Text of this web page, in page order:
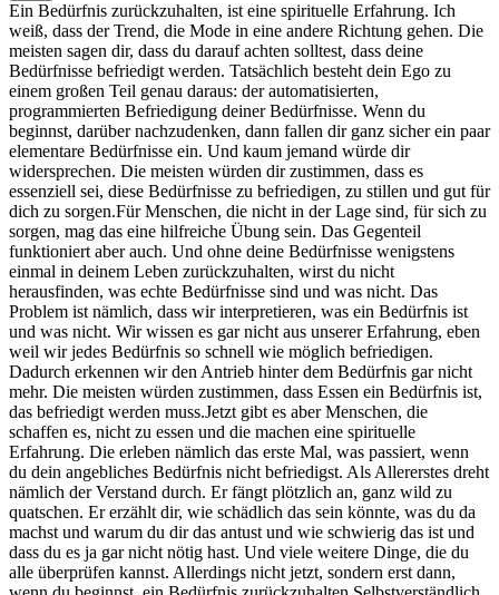
Ein Bedürfnis zurückzuhalten, ist eine spirituelle Erfahrung. Ich
weiß, dass der Trend, die Mode in eine andere Richtung gehen. Die
meisten sagen dir, dass du darauf achten solltest, dass deine
Bedürfnisse befriedigt werden. Tatsächlich besteht dein Ego zu
einem großen Teil genau daraus: der automatisierten,
programmierten Befriedigung deiner Bedürfnisse. Wenn du
beginnst, darüber nachzudenken, dann fallen dir ganz sicher ein paar
elementare Bedürfnisse ein. Und kaum jemand würde dir
widersprechen. Die meisten würden dir zustimmen, dass es
essenziell sei, diese Bedürfnisse zu befriedigen, zu stillen und gut für
dich zu sorgen.Für Menschen, die nicht in der Lage sind, für sich zu
sorgen, mag das eine hilfreiche Übung sein. Das Gegenteil
funktioniert aber auch. Und ohne deine Bedürfnisse wenigstens
einmal in deinem Leben zurückzuhalten, wirst du nicht
herausfinden, was echte Bedürfnisse sind und was nicht. Das
Problem ist nämlich, dass wir interpretieren, was ein Bedürfnis ist
und was nicht. Wir wissen es gar nicht aus unserer Erfahrung, eben
weil wir jedes Bedürfnis so schnell wie möglich befriedigen.
Dadurch erkennen wir den Antrieb hinter dem Bedürfnis gar nicht
mehr. Die meisten würden zustimmen, dass Essen ein Bedürfnis ist,
das befriedigt werden muss.Jetzt gibt es aber Menschen, die
schaffen es, nicht zu essen und die machen eine spirituelle
Erfahrung. Die erleben nämlich das erste Mal, was passiert, wenn
du dein angebliches Bedürfnis nicht befriedigst. Als Allererstes dreht
nämlich der Verstand durch. Er fängt plötzlich an, ganz wild zu
quatschen. Er erzählt dir, wie schädlich das sein könnte, was du da
machst und warum du dir das antust und wie schwierig das ist und
dass du es ja gar nicht nötig hast. Und viele weitere Dinge, die du
alle überprüfen kannst. Allerdings nicht jetzt, sondern erst dann,